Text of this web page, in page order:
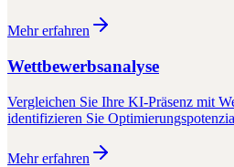
Mehr erfahren
Wettbewerbsanalyse
Vergleichen Sie Ihre KI-Präsenz mit
identifizieren Sie
Mehr erfahren